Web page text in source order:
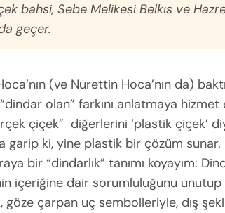
bahsi, Sebe Melikesi Belkıs ve
geçer.
(ve Nurettin Hoca’nın da)
olan” farkını anlatmaya hizmet
çiçek” diğerlerini ‘plastik çiçek’
ki, yine plastik bir çözüm sunar.
bir “dindarlık” tanımı koyayım:
içeriğine dair sorumluluğunu
göze çarpan uç sembolleriyle, dış